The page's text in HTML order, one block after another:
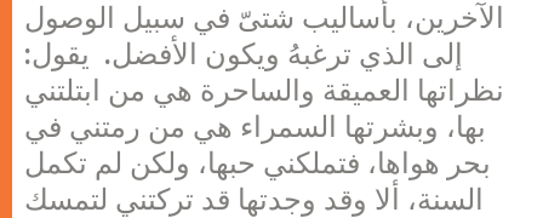
الآخرين، بأساليب شتىّ في سبيل الوصول
إلى الذي ترغبهُ ويكون الأفضل. يقول:
نظراتها العميقة والساحرة هي من ابتلتني
بها، وبشرتها السمراء هي من رمتني في
بحر هواها، فتملكني حبها، ولكن لم تكمل
السنة، ألا وقد وجدتها قد تركتني لتمسك